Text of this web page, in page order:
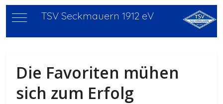
Mobile Menu Toggle
TSV Seckmauern 1912 eV
Die Favoriten mühen
sich zum Erfolg